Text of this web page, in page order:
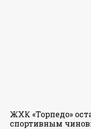
ЖХК «Торпедо»
спортивным